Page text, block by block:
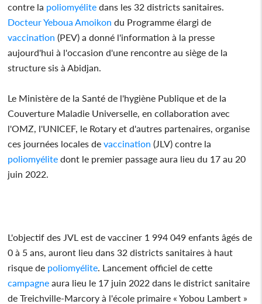
contre la poliomyélite dans les 32 districts sanitaires.
Docteur Yeboua Amoikon du Programme élargi de
vaccination (PEV) a donné l'information à la presse
aujourd'hui à l'occasion d'une rencontre au siège de la
structure sis à Abidjan.
Le Ministère de la Santé de l'hygiène Publique et de la
Couverture Maladie Universelle, en collaboration avec
l'OMZ, l'UNICEF, le Rotary et d'autres partenaires, organise
ces journées locales devaccination (JLV) contre la
poliomyélite dont le premier passage aura lieu du 17 au 20
juin 2022.
L'objectif des JVL est de vacciner 1 994 049 enfants âgés de
0 à 5 ans, auront lieu dans 32 districts sanitaires à haut
risque de poliomyélite. Lancement officiel de cette
campagne aura lieu le 17 juin 2022 dans le district sanitaire
de Treichville-Marcory à l'école primaire « Yobou Lambert »